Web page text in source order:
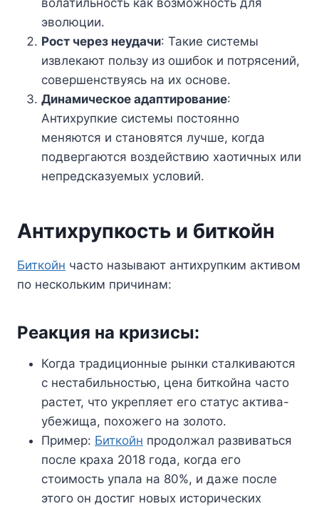
волатильность как возможность для
эволюции.
Рост через неудачи: Такие системы
извлекают пользу из ошибок и потрясений,
совершенствуясь на их основе.
Динамическое адаптирование:
Антихрупкие системы постоянно
меняются и становятся лучше, когда
подвергаются воздействию хаотичных или
непредсказуемых условий.
Антихрупкость и биткойн
Биткойн часто называют антихрупким активом
по нескольким причинам:
Реакция на кризисы:
Когда традиционные рынки сталкиваются
с нестабильностью, цена биткойна часто
растет, что укрепляет его статус актива-
убежища, похожего на золото.
Пример: Биткойн продолжал развиваться
после краха 2018 года, когда его
стоимость упала на 80%, и даже после
этого он достиг новых исторических